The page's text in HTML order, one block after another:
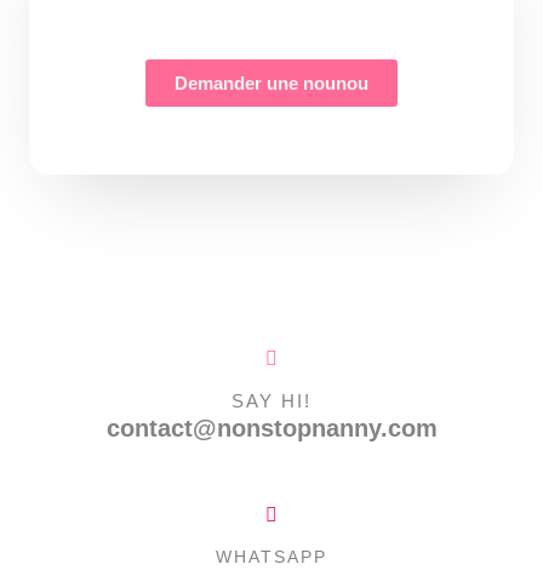
Demander une nounou
SAY HI!
contact@nonstopnanny.com
WHATSAPP